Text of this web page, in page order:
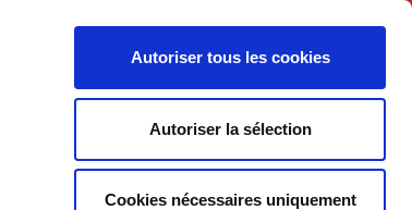
Autoriser tous les cookies
Autoriser la sélection
Cookies nécessaires uniquement
Français
Société